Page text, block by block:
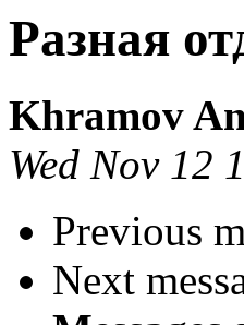
Разная
Khramov
Wed Nov 12
Previous
Next